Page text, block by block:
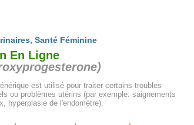
, Santé Féminine
En Ligne
)
est utilisé pour traiter certains troubles
ou problèmes utérins (par exemple: saignements
hyperplasie de l'endomètre).